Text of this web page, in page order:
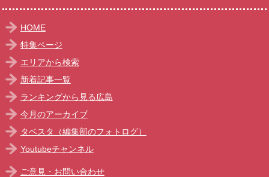
HOME
特集ページ
エリアから検索
新着記事一覧
ランキングから見る広島
今月のアーカイブ
タベスタ（編集部のフォトログ）
Youtubeチャンネル
ご意見・お問い合わせ